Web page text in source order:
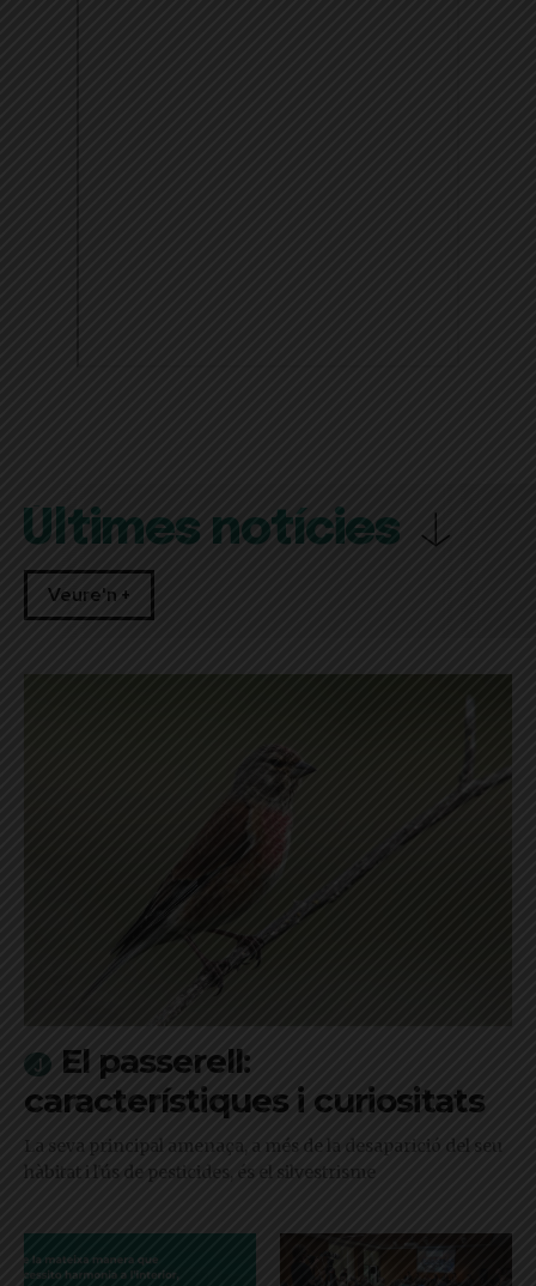
Últimes notícies
Veure'n +
El passerell:
característiques i curiositats
La seva principal amenaça, a més de la desaparició del seu
hàbitat i l'ús de pesticides, és el silvestrisme